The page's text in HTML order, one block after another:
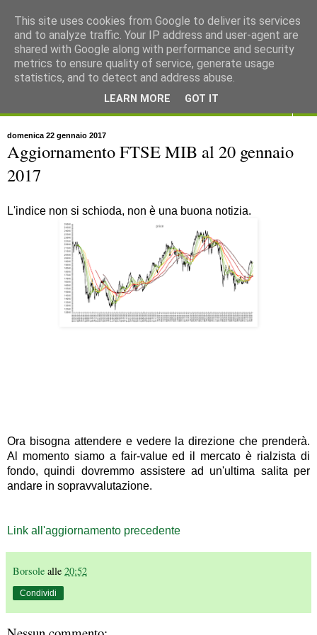
domenica 22 gennaio 2017
Aggiornamento FTSE MIB al 20 gennaio
2017
L'indice non si schioda, non è una buona notizia.
Ora bisogna attendere e vedere la direzione che prenderà.
Al momento siamo a fair-value ed il mercato è rialzista di
fondo, quindi dovremmo assistere ad un'ultima salita per
andare in sopravvalutazione.
Link all'aggiornamento precedente
Borsole alle 20:52
Condividi
This site uses cookies from Google to deliver its services
and to analyze traffic. Your IP address and user-agent are
shared with Google along with performance and security
metrics to ensure quality of service, generate usage
statistics, and to detect and address abuse.
LEARN MORE GOT IT